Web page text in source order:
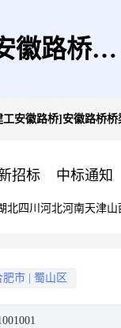
徽路桥桥
工安徽路桥]安徽路桥
招标 中标通知
北四川 河北河南天津山
肥市 蜀山区